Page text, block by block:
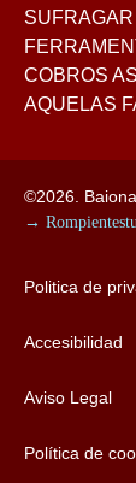
COBROS
AQUELAS
©2026.
→
Politica de
Accesibilidad
Aviso Legal
Política de